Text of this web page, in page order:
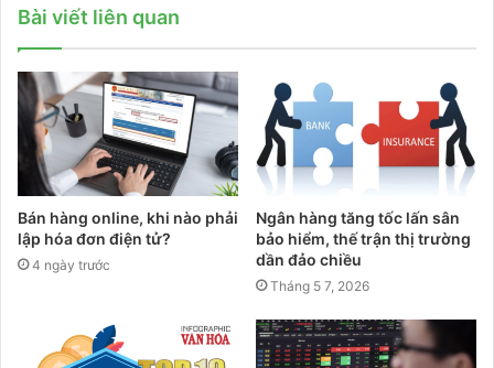
Bài viết liên quan
Bán hàng online, khi nào phải
lập hóa đơn điện tử?
4 ngày trước
Ngân hàng tăng tốc lấn sân
bảo hiểm, thế trận thị trường
dần đảo chiều
Tháng 5 7, 2026